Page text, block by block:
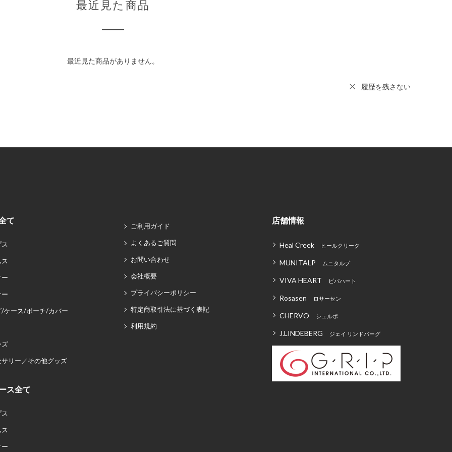
最近見た商品
最近見た商品がありません。
履歴を残さない
て
ス
/ケース/ポーチ/カバー
ズ
サリー／その他グッズ
ス全て
ス
ご利用ガイド
よくあるご質問
お問い合わせ
会社概要
プライバシーポリシー
特定商取引法に基づく表記
利用規約
店舗情報
Heal Creek ヒールクリーク
MUNITALP ムニタルプ
VIVA HEART ビバハート
Rosasen ロサーセン
CHERVO シェルボ
J.LINDEBERG ジェイ リンドバーグ